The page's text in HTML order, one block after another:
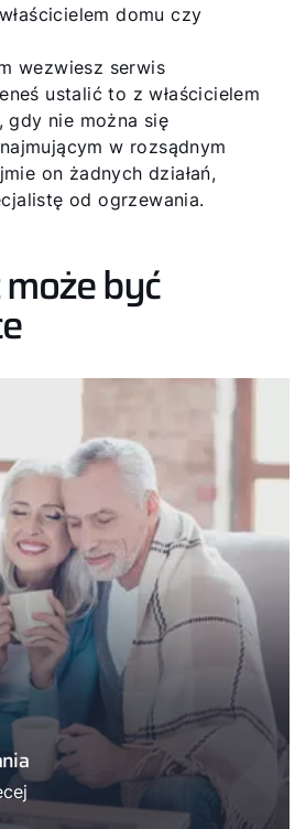
domu czy
wezwiesz serwis
ustalić to z właścicielem
gdy nie można się
w rozsądnym
on żadnych działań,
od ogrzewania.
być